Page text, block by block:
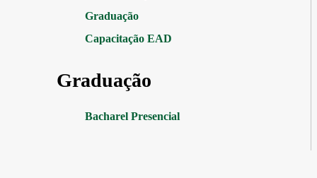
Graduação
Capacitação EAD
Graduação
Bacharel Presencial